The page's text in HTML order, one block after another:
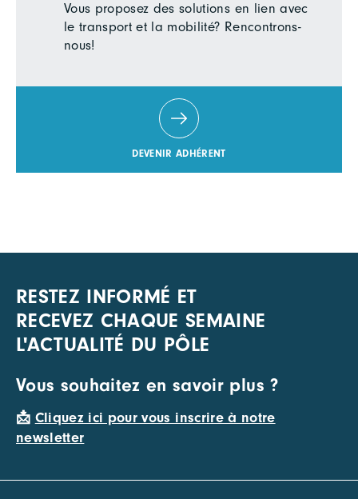
Vous proposez des solutions en lien avec
le transport et la mobilité? Rencontrons-
nous!
DEVENIR ADHÉRENT
RESTEZ INFORMÉ ET
RECEVEZ CHAQUE SEMAINE
L'ACTUALITÉ DU PÔLE
Vous souhaitez en savoir plus ?
📩 Cliquez ici pour vous inscrire à notre
newsletter